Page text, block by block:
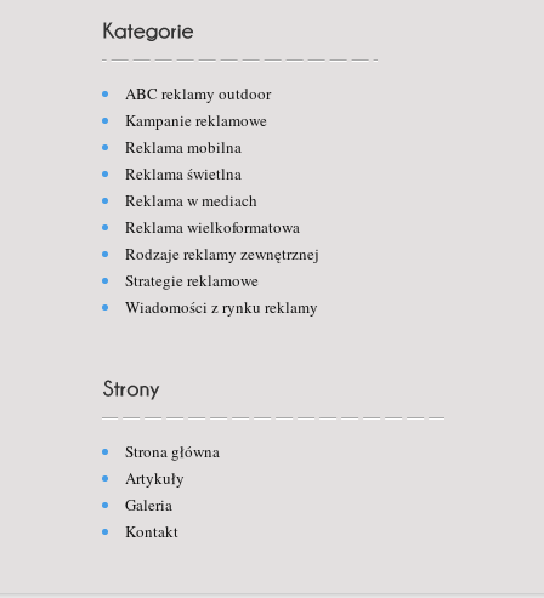
ABC reklamy outdoor
Kampanie reklamowe
Reklama mobilna
Reklama świetlna
Reklama w mediach
Reklama wielkoformatowa
Rodzaje reklamy zewnętrznej
Strategie reklamowe
Wiadomości z rynku reklamy
Strona główna
Artykuły
Galeria
Kontakt